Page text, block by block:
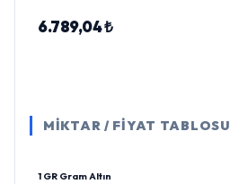
6.789,04 ₺
MİKTAR / FİYAT TABLOSU
1 GR Gram Altın